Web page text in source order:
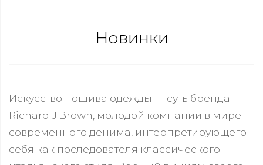
Новинки
Искусство пошива одежды — суть бренда
Richard J.Brown, молодой компании в мире
современного денима, интерпретирующего
себя как последователя классического